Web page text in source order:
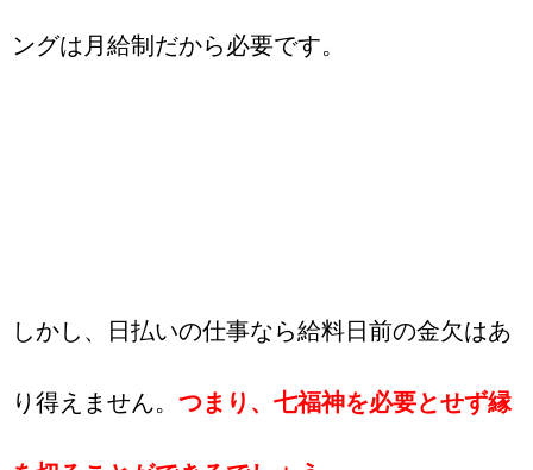
ングは月給制だから必要です。
しかし、日払いの仕事なら給料日前の金欠はあ
り得えません。 つまり、七福神を必要とせず縁